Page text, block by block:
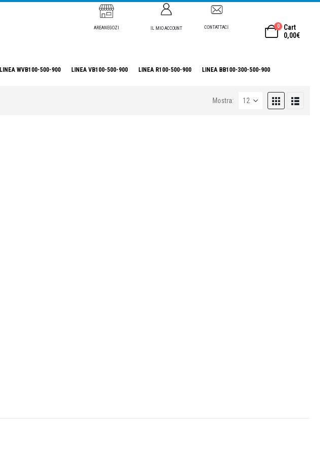
AREANEGOZI IL MIO ACCOUNT CONTATTACI 0
Cart
0,00€
LINEA WVB100-500-900 LINEA VB100-500-900 LINEA R100-500-900 LINEA BB100-300-500-900
Mostra: